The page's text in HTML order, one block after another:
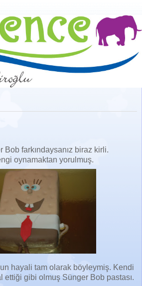
Bob farkındaysanız biraz kirli.
oynamaktan yorulmuş.
hayali tam olarak böyleymiş. Kendi
ettiği gibi olmuş Sünger Bob pastası.